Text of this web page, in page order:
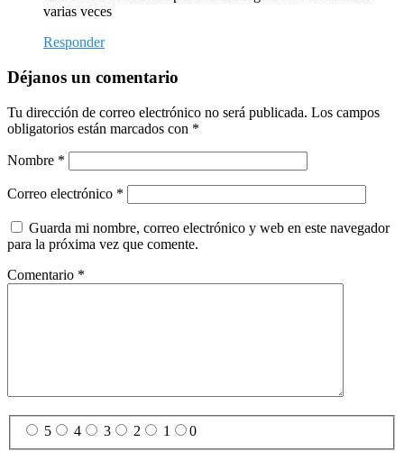
varias veces
Responder
Déjanos un comentario
Tu dirección de correo electrónico no será publicada. Los campos
obligatorios están marcados con *
Nombre *
Correo electrónico *
Guarda mi nombre, correo electrónico y web en este navegador
para la próxima vez que comente.
Comentario *
5 4 3 2 1
0